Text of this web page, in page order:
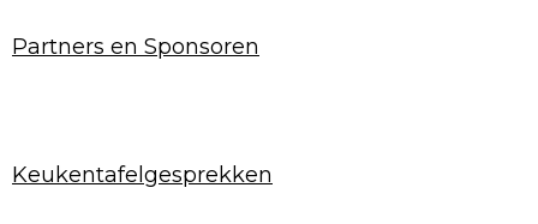
Partners en Sponsoren
Keukentafelgesprekken